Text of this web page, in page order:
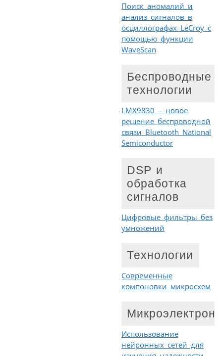
Поиск аномалий и
анализ сигналов в
осциллографах LeCroy с
помощью функции
WaveScan
Беспроводные
технологии
LMX9830 – новое
решение беспроводной
связи Bluetooth National
Semiconductor
DSP и
обработка
сигналов
Цифровые фильтры без
умножений
Технологии
Современные
компоновки микросхем
Использование
нейронных сетей для